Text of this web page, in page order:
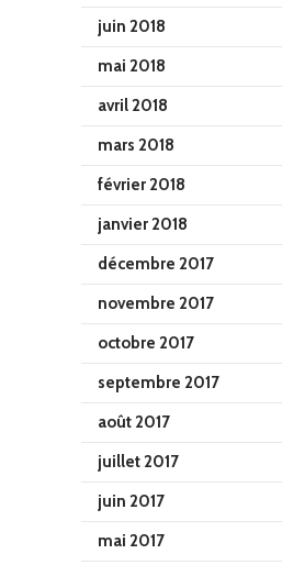
juin 2018
mai 2018
avril 2018
mars 2018
février 2018
janvier 2018
décembre 2017
novembre 2017
octobre 2017
septembre 2017
août 2017
juillet 2017
juin 2017
mai 2017